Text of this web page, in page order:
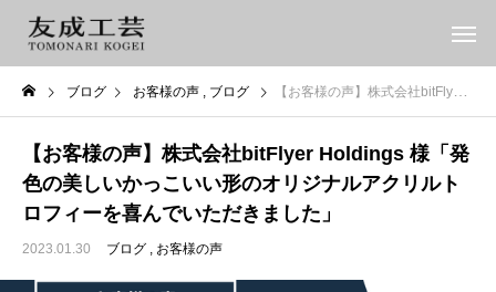
ブログ お客様の声 ブログ 【お客様の声】株式会社bitFlyer Holdings 様「発色の美しいかっこいい形のオリジナルアクリルトロフィーを喜んでいただきました」
【お客様の声】株式会社bitFlyer Holdings 様「発
色の美しいかっこいい形のオリジナルアクリルト
ロフィーを喜んでいただきました」
2023.01.30 ブログ お客様の声